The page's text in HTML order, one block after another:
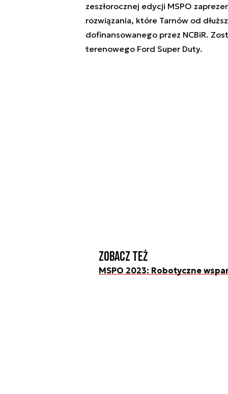
zeszłorocznej edycji MSPO
rozwiązania, które Tarnów od
dofinansowanego przez NCBiR.
terenowego Ford Super Duty.
Zobacz też
MSPO 2023: Robotyczne